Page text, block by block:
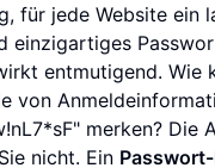
für jede Website ein
einzigartiges
entmutigend. Wie
von
merken? Die
nicht. Ein